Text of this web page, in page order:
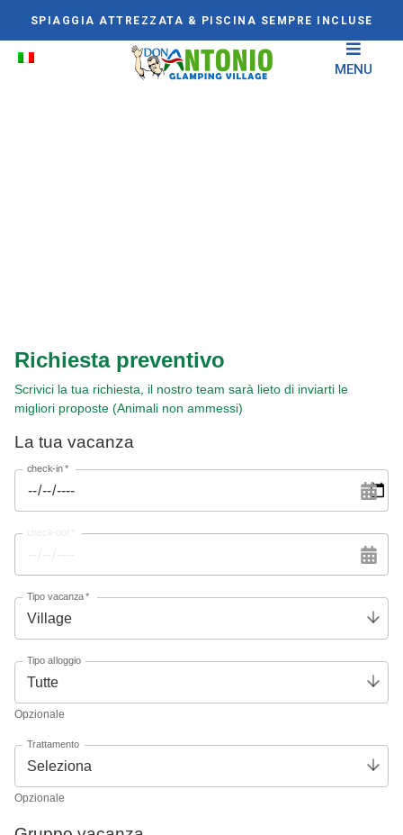
SPIAGGIA ATTREZZATA & PISCINA SEMPRE INCLUSE
MENU